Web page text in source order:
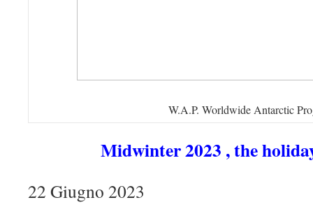
W.A.P. Worldwide Antarctic
Midwinter 2023 , the
22 Giugno 2023